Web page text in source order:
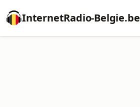
InternetRadio-Belgie.be